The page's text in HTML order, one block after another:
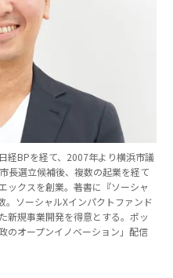
経BPを経て、2007年より横浜市議
長選立候補後、複数の起業を経て
ックスを創業。著書に『ソーシャ
。ソーシャルXインパクトファンド
新規事業開発を得意とする。ポッ
のオープンイノベーション」配信